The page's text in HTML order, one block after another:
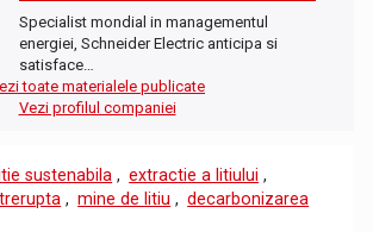
Specialist mondial in managementul
energiei, Schneider Electric anticipa si
satisface…
toate materialele publicate
Vezi profilul companiei
sustenabila , extractie a litiului ,
, mine de litiu , decarbonizarea